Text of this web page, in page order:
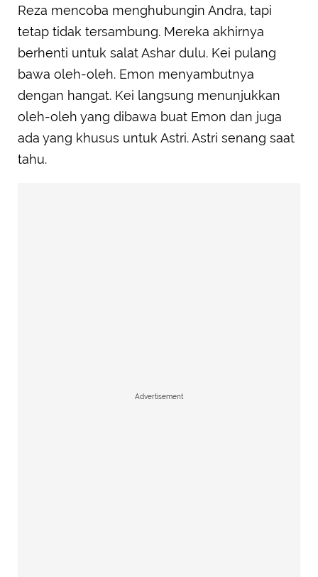
Reza mencoba menghubungin Andra, tapi
tetap tidak tersambung. Mereka akhirnya
berhenti untuk salat Ashar dulu. Kei pulang
bawa oleh-oleh. Emon menyambutnya
dengan hangat. Kei langsung menunjukkan
oleh-oleh yang dibawa buat Emon dan juga
ada yang khusus untuk Astri. Astri senang saat
tahu.
Advertisement